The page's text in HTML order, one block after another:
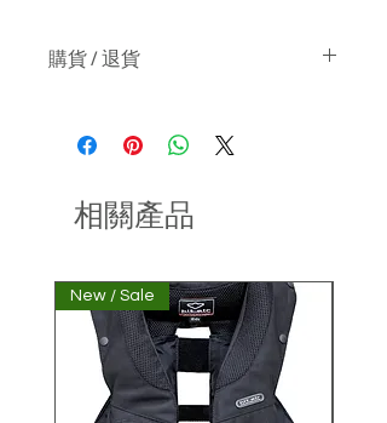
購貨 / 退貨
如產品沒有現貨, 日本訂購期約兩星
關於退貨 :-
可於收貨日起3天內 ( 根據物流公司
下條款
產品處於原始狀態（例如，產品保
持完整，未使用及未洗滌)
產品的轉售條件並未受影響
產品包裝完好（包括原有未剪標籤
及未剪吊牌，配件，說明書等) 及付
相關產品
New / Sale